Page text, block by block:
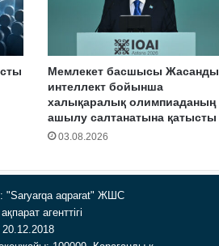
Мемлекет басшысы Жасанды
интеллект бойынша
халықаралық олимпиаданың
ашылу салтанатына қатысты
03.08.2026
"Saryarqa aqparat" ЖШС
агенттігі